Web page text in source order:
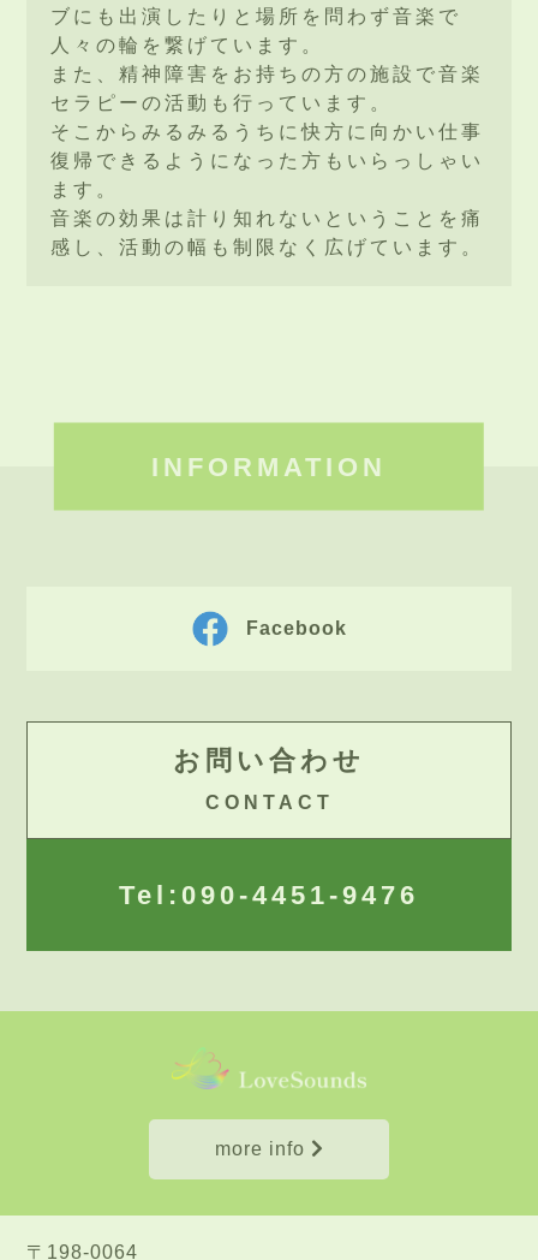
ブにも出演したりと場所を問わず音楽で
人々の輪を繋げています。
また、精神障害をお持ちの方の施設で音楽
セラピーの活動も行っています。
そこからみるみるうちに快方に向かい仕事
復帰できるようになった方もいらっしゃい
ます。
音楽の効果は計り知れないということを痛
感し、活動の幅も制限なく広げています。
INFORMATION
Facebook
お問い合わせ
CONTACT
Tel:090-4451-9476
more info
〒198-0064